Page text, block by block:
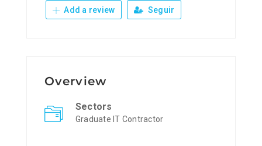
Sobre Nosotros
Add a review Seguir
Overview
Sectors
Graduate IT Contractor